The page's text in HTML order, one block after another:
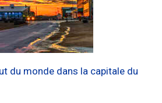
du monde dans la capitale du